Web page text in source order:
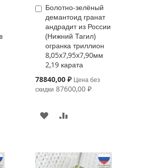
Болотно-зелёный
демантоид гранат
андрадит из России
(Нижний Тагил)
огранка триллион
8,05x7,95x7,90мм
2,19 карата
Special
78840,00 ₽ Цена без
скидки 87600,00 ₽
Купить
В